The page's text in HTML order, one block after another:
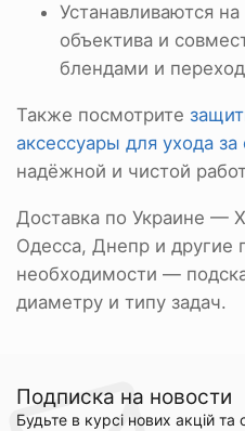
Устанавливаются
объектива и
блендами и
Также посмотрите
аксессуары для ухода за
надёжной и чистой
Доставка по Украине —
Одесса, Днепр и другие
необходимости —
диаметру и типу задач.
Подписка на новости
Будьте в курсі нових акцій та